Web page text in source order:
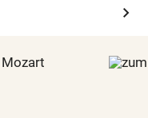
chevron_right